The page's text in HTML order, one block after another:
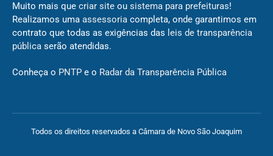
Muito mais que criar site ou sistema para prefeituras!
Realizamos uma assessoria completa, onde garantimos em
contrato que todas as exigências das leis de transparência
pública serão atendidas.
Conheça o PNTP e o Radar da Transparência Pública
Todos os direitos reservados a Câmara de Novo São Joaquim